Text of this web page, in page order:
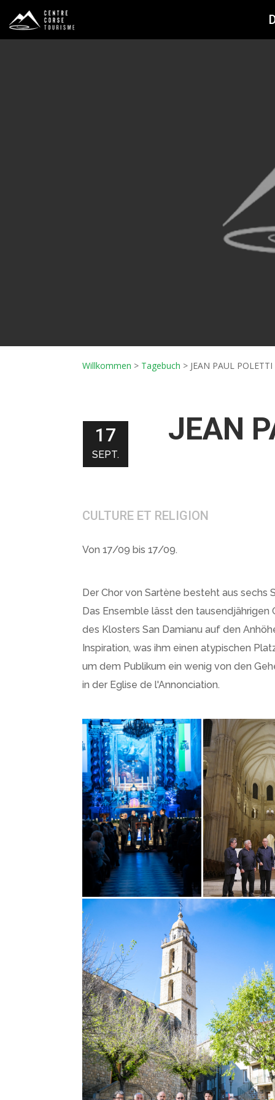
Willkommen > Tagebuch > JEAN PAUL
17
SEPT.
JEAN
CULTURE ET RELIGION
Von 17/09 bis 17/09.
Der Chor von Sartène besteht aus sechs
Das Ensemble lässt den
des Klosters San Damianu auf den
Inspiration, was ihm einen atypischen
um dem Publikum ein wenig von den
in der Eglise de l'Annonciation.